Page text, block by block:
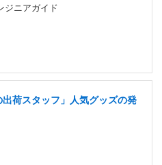
ジニアガイド
出荷スタッフ」人気グッズの発